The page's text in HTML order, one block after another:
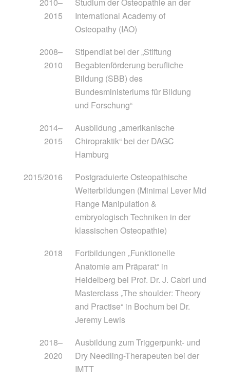
2015
International Academy of
Osteopathy (IAO)
2008–
2010
Stipendiat bei der „Stiftung
Begabtenförderung berufliche
Bildung (SBB) des
Bundesministeriums für Bildung
und Forschung“
2014–
2015
Ausbildung „amerikanische
Chiropraktik“ bei der DAGC
Hamburg
2015/2016
Postgraduierte Osteopathische
Weiterbildungen (Minimal Lever Mid
Range Manipulation &
embryologisch Techniken in der
klassischen Osteopathie)
2018
Fortbildungen „Funktionelle
Anatomie am Präparat“ in
Heidelberg bei Prof. Dr. J. Cabri und
Masterclass „The shoulder: Theory
and Practise“ in Bochum bei Dr.
Jeremy Lewis
2018–
2020
Ausbildung zum Triggerpunkt- und
Dry Needling-Therapeuten bei der
IMTT